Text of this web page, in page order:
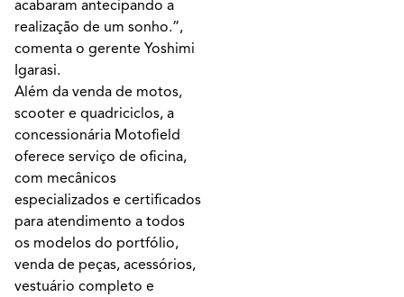
acabaram antecipando a
realização de um sonho.”,
comenta o gerente Yoshimi
Igarasi.
Além da venda de motos,
scooter e quadriciclos, a
concessionária Motofield
oferece serviço de oficina,
com mecânicos
especializados e certificados
para atendimento a todos
os modelos do portfólio,
venda de peças, acessórios,
vestuário completo e